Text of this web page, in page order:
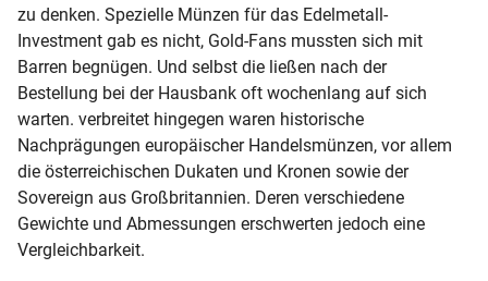
zu denken. Spezielle Münzen für das Edelmetall-
Investment gab es nicht, Gold-Fans mussten sich mit
Barren begnügen. Und selbst die ließen nach der
Bestellung bei der Hausbank oft wochenlang auf sich
warten. verbreitet hingegen waren historische
Nachprägungen europäischer Handelsmünzen, vor allem
die österreichischen Dukaten und Kronen sowie der
Sovereign aus Großbritannien. Deren verschiedene
Gewichte und Abmessungen erschwerten jedoch eine
Vergleichbarkeit.